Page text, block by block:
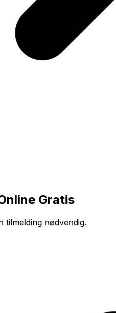
Gratis
nødvendig.